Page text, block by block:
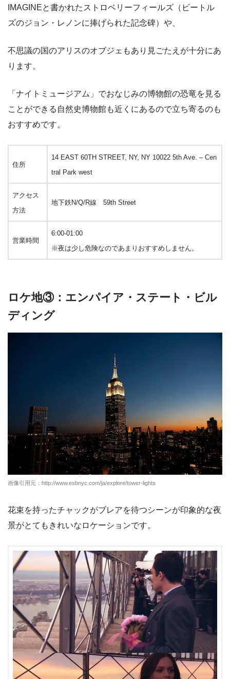
IMAGINEと書かれたストロベリーフィールズ（ビートル
ズのジョン・レノンに捧げられた記念碑）や、
不思議の国のアリスのオブジェもあり見ごたえが十分にあ
ります。
「ナイトミュージアム」でおなじみの博物館の恐竜を見る
ことができる自然史博物館も近くにあるので立ち寄るのも
おすすめです。
住所
14 EAST 60TH STREET, NY, NY 10022 5th Ave. – Cen
tral Park west
アクセス
方法
地下鉄N/Q/R線 59th Street
営業時間
6:00-01:00
※夜は少し危険なのであまりおすすめしません。
ロケ地③：エンパイア・ステート・ビル
ディング
画像引用元：http://www.esbnyc.com/ja/explore/tower-lights
花束を持ったチャックがブレアを待つシーンが印象的な夜
景がとてもきれいなロケーションです。